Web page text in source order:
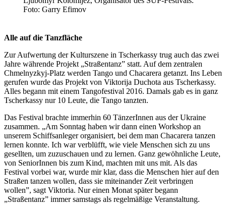
Foto: Garry Efimov
Alle auf die Tanzfläche
Zur Aufwertung der Kulturszene in Tscherkassy trug auch das zwei
Jahre währende Projekt „Straßentanz” statt. Auf dem zentralen
Chmelnyzkyj-Platz werden Tango und Chacarera getanzt. Ins Leben
gerufen wurde das Projekt von Viktorija Duchota aus Tscherkassy.
Alles begann mit einem Tangofestival 2016. Damals gab es in ganz
Tscherkassy nur 10 Leute, die Tango tanzten.
Das Festival brachte immerhin 60 TänzerInnen aus der Ukraine
zusammen. „Am Sonntag haben wir dann einen Workshop an
unserem Schiffsanleger organisiert, bei dem man Chacarera tanzen
lernen konnte. Ich war verblüfft, wie viele Menschen sich zu uns
gesellten, um zuzuschauen und zu lernen. Ganz gewöhnliche Leute,
von SeniorInnen bis zum Kind, machten mit uns mit. Als das
Festival vorbei war, wurde mir klar, dass die Menschen hier auf den
Straßen tanzen wollen, dass sie miteinander Zeit verbringen
wollen”, sagt Viktoria. Nur einen Monat später begann
„Straßentanz” immer samstags als regelmäßige Veranstaltung.